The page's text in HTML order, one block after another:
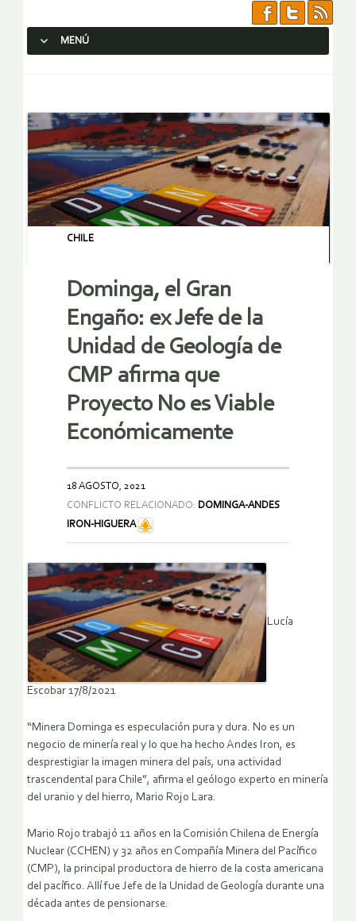
MENÚ
CHILE
Dominga, el Gran
Engaño: ex Jefe de la
Unidad de Geología de
CMP afirma que
Proyecto No es Viable
Económicamente
18 AGOSTO, 2021
CONFLICTO RELACIONADO: DOMINGA-ANDES
IRON-HIGUERA
Lucía
Escobar 17/8/2021
“Minera Dominga es especulación pura y dura. No es un
negocio de minería real y lo que ha hecho Andes Iron, es
desprestigiar la imagen minera del país, una actividad
trascendental para Chile”, afirma el geólogo experto en minería
del uranio y del hierro, Mario Rojo Lara.
Mario Rojo trabajó 11 años en la Comisión Chilena de Energía
Nuclear (CCHEN) y 32 años en Compañía Minera del Pacífico
(CMP), la principal productora de hierro de la costa americana
del pacífico. Allí fue Jefe de la Unidad de Geología durante una
década antes de pensionarse.